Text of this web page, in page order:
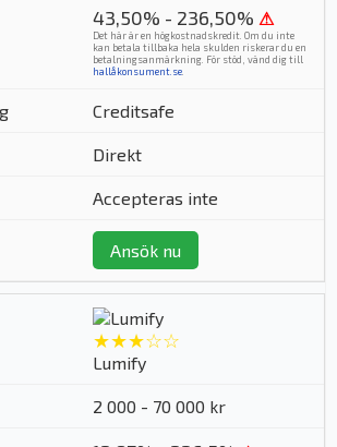
43,50% - 236,50% ⚠
Det här är en högkostnadskredit. Om du inte
kan betala tillbaka hela skulden riskerar du en
betalningsanmärkning. För stöd, vänd dig till
hallåkonsument.se
Creditsafe
Direkt
Accepteras inte
Ansök nu
★★★☆☆
Lumify
2 000 - 70 000 kr